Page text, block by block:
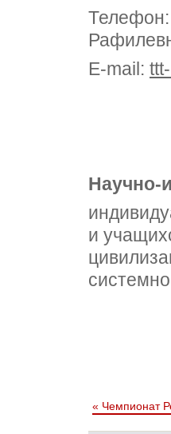
Телефон:
E-mail:
Научно-
и
« Чемпионат